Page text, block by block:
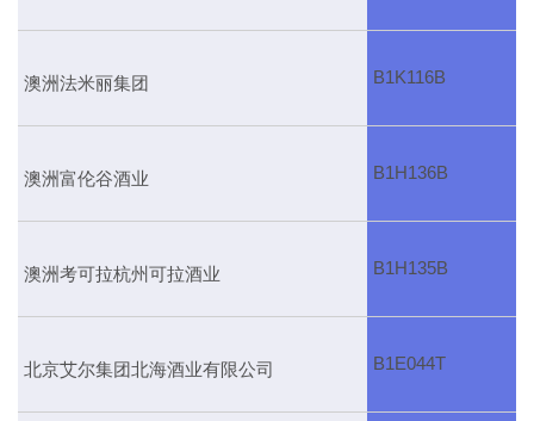
澳洲法米丽集团 B1K116B
澳洲富伦谷酒业 B1H136B
澳洲考可拉杭州可拉酒业 B1H135B
北京艾尔集团北海酒业有限公司 B1E044T